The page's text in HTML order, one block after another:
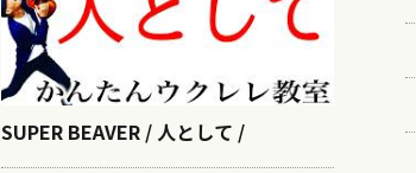
SUPER BEAVER / 人として /